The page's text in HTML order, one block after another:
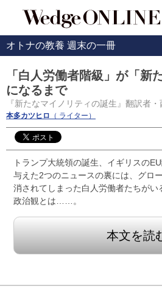
オトナの教養 週末の一冊
「白人労働者階級」が「新
になるまで
『新たなマイノリティの誕生』翻訳者
本多カツヒロ （ ライター）
トランプ大統領の誕生、イギリスの
与えた2つのニュースの裏には、グロ
消されてしまった白人労働者たちがい
政治観とは……。
本文を読